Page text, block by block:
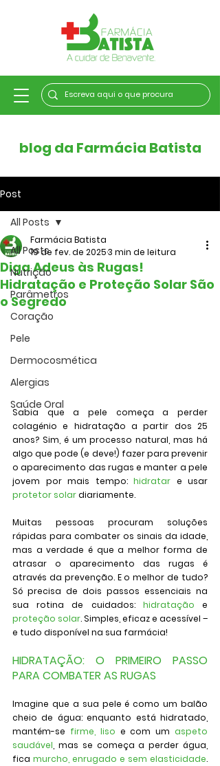
blog da Farmácia Batista
Post
All Posts
Nutrição
Parâmetros
Coração
Pele
Dermocosmética
Alergias
Saúde Oral
All Posts
Diga Adeus às Rugas!
Hidratação e Proteção Solar São
o Segredo
Farmácia Batista
19 de fev. de 20253 min de leitura
Sabia que a pele começa a perder
colagénio e hidratação a partir dos 25
anos? Sim, é um processo natural, mas há
algo que pode (e deve!) fazer para prevenir
o aparecimento das rugas e manter a pele
jovem por mais tempo: hidratar
protetor solar diariamente.
Muitas pessoas procuram soluções
rápidas para combater os sinais da idade,
mas a verdade é que a melhor forma de
atrasar o aparecimento das rugas é
através da prevenção. E o melhor de tudo?
Só precisa de dois passos essenciais na
sua rotina de cuidados: hidratação
proteção solar. Simples, eficaz e acessível –
e tudo disponível na sua farmácia!
HIDRATAÇÃO: O PRIMEIRO PASSO
PARA COMBATER AS RUGAS
Imagine que a sua pele é como um balão
cheio de água: enquanto está hidratado,
mantém-se firme, liso e com um aspeto
saudável , mas se começa a perder água,
fica murcho, enrugado e sem elasticidade.